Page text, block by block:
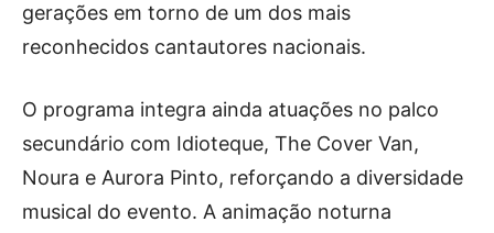
gerações em torno de um dos mais
reconhecidos cantautores nacionais.
O programa integra ainda atuações no palco
secundário com Idioteque, The Cover Van,
Noura e Aurora Pinto, reforçando a diversidade
musical do evento. A animação noturna